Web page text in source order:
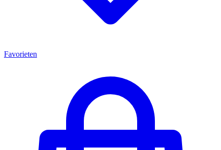
Favorieten